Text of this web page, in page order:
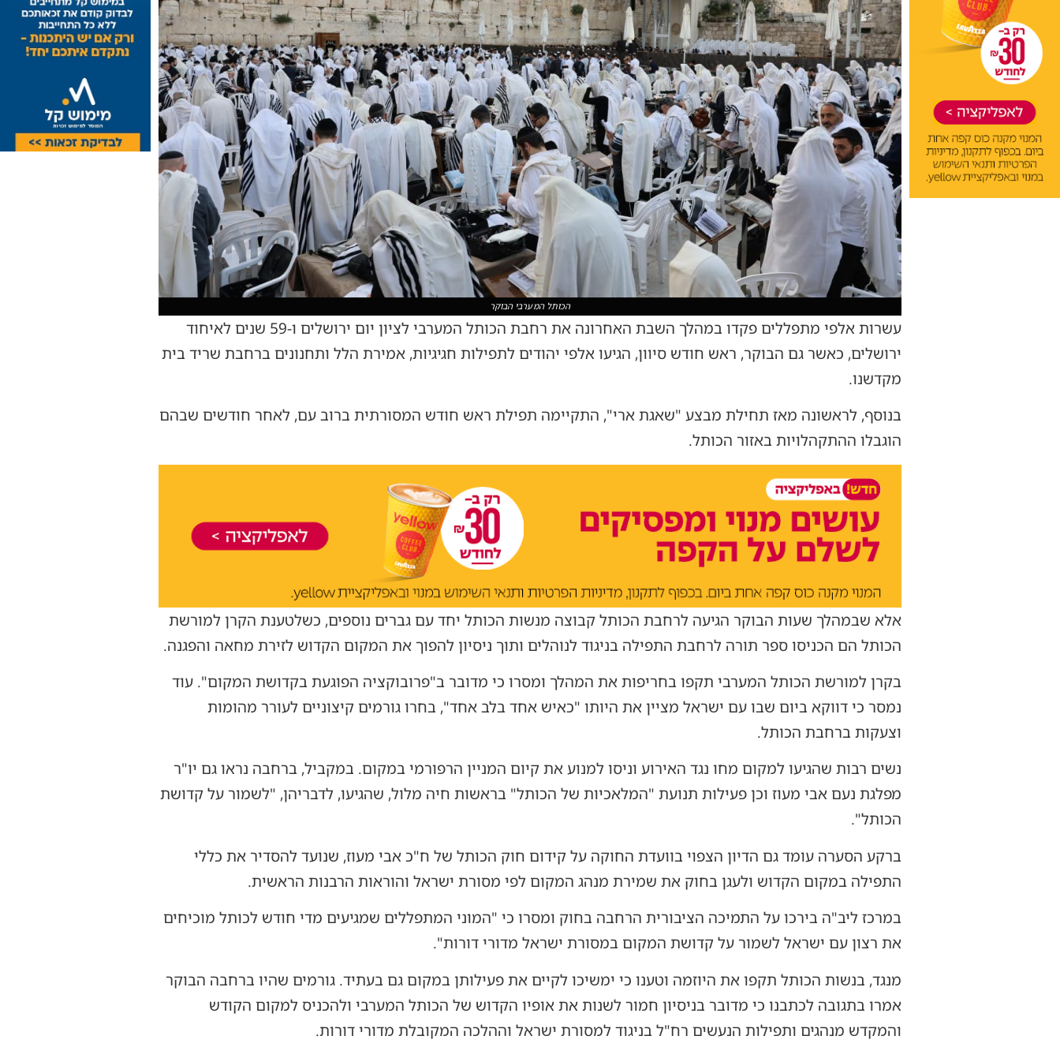
הכותל המערבי הבוקר
עשרות אלפי מתפללים פקדו במהלך השבת האחרונה את רחבת הכותל המערבי לציון יום ירושלים ו-59 שנים לאיחוד
ירושלים, כאשר גם הבוקר, ראש חודש סיוון, הגיעו אלפי יהודים לתפילות חגיגיות, אמירת הלל ותחנונים ברחבת שריד בית
מקדשנו.
בנוסף, לראשונה מאז תחילת מבצע "שאגת ארי", התקיימה תפילת ראש חודש המסורתית ברוב עם, לאחר חודשים שבהם
הוגבלו ההתקהלויות באזור הכותל.
אלא שבמהלך שעות הבוקר הגיעה לרחבת הכותל קבוצה מנשות הכותל יחד עם גברים נוספים, כשלטענת הקרן למורשת
הכותל הם הכניסו ספר תורה לרחבת התפילה בניגוד לנוהלים ותוך ניסיון להפוך את המקום הקדוש לזירת מחאה והפגנה.
בקרן למורשת הכותל המערבי תקפו בחריפות את המהלך ומסרו כי מדובר ב"פרובוקציה הפוגעת בקדושת המקום". עוד
נמסר כי דווקא ביום שבו עם ישראל מציין את היותו "כאיש אחד בלב אחד", בחרו גורמים קיצוניים לעורר מהומות
וצעקות ברחבת הכותל.
נשים רבות שהגיעו למקום מחו נגד האירוע וניסו למנוע את קיום המניין הרפורמי במקום. במקביל, ברחבה נראו גם יו"ר
מפלגת נעם אבי מעוז וכן פעילות תנועת "המלאכיות של הכותל" בראשות חיה מלול, שהגיעו, לדבריהן, "לשמור על קדושת
הכותל".
ברקע הסערה עומד גם הדיון הצפוי בוועדת החוקה על קידום חוק הכותל של ח"כ אבי מעוז, שנועד להסדיר את כללי
התפילה במקום הקדוש ולעגן בחוק את שמירת מנהג המקום לפי מסורת ישראל והוראות הרבנות הראשית.
במרכז ליב"ה בירכו על התמיכה הציבורית הרחבה בחוק ומסרו כי "המוני המתפללים שמגיעים מדי חודש לכותל מוכיחים
את רצון עם ישראל לשמור על קדושת המקום במסורת ישראל מדורי דורות".
מנגד, בנשות הכותל תקפו את היוזמה וטענו כי ימשיכו לקיים את פעילותן במקום גם בעתיד. גורמים שהיו ברחבה הבוקר
אמרו בתגובה לכתבנו כי מדובר בניסיון חמור לשנות את אופיו הקדוש של הכותל המערבי ולהכניס למקום הקודש
והמקדש מנהגים ותפילות הנעשים רח"ל בניגוד למסורת ישראל וההלכה המקובלת מדורי דורות.